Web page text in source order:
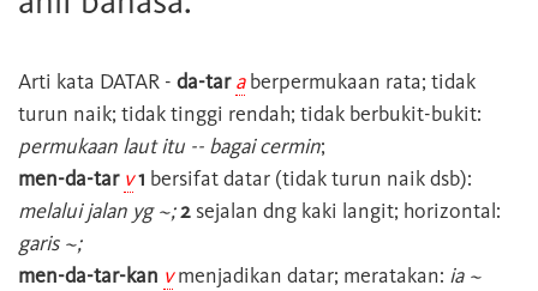
Arti kata DATAR - da-tar aberpermukaan rata; tidak
turun naik; tidak tinggi rendah; tidak berbukit-bukit:
permukaan laut itu -- bagai cermin;
men-da-tar v1 bersifat datar (tidak turun naik dsb):
melalui jalan yg ~;2 sejalan dng kaki langit; horizontal:
garis ~;
men-da-tar-kan vmenjadikan datar; meratakan: ia ~